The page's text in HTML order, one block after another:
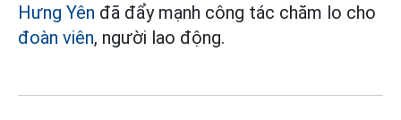
Hưng Yên đã đẩy mạnh công tác chăm lo cho
đoàn viên, người lao động.